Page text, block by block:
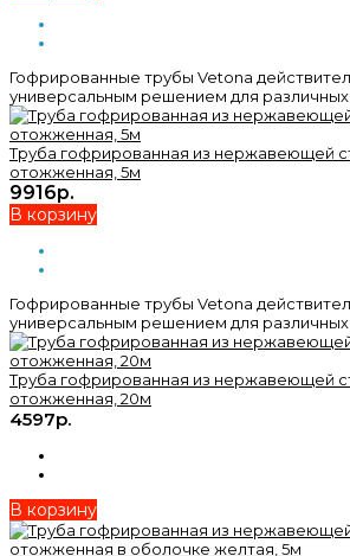
Гофрированные трубы Vetona
универсальным решением для различных
Труба гофрированная из нержавеющей
отожженная, 5м
9916р.
В корзину
Гофрированные трубы Vetona
универсальным решением для различных
Труба гофрированная из нержавеющей
отожженная, 20м
4597р.
В корзину